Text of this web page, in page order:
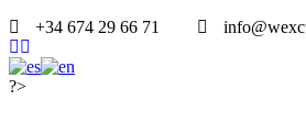
+34 674 29 66 71
?>